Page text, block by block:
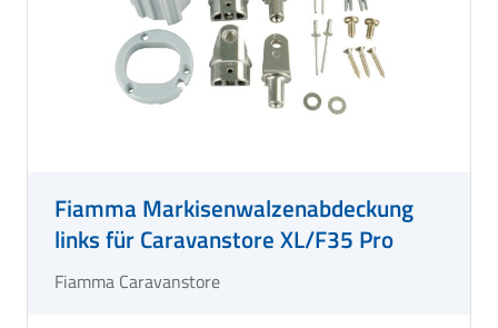
Fiamma Markisenwalzenabdeckung
links für Caravanstore XL/F35 Pro
Fiamma Caravanstore